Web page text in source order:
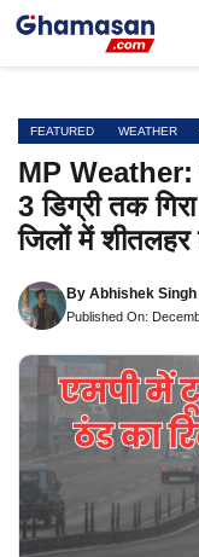
Skip
FEATURED WEATHER
MP Weather:
3 डिग्री तक
जिलों में शीतलहर
By Abhishek Singh
Published On: